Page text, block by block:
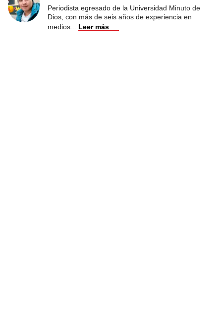
Periodista egresado de la Universidad Minuto de
Dios, con más de seis años de experiencia en
medios
Leer más